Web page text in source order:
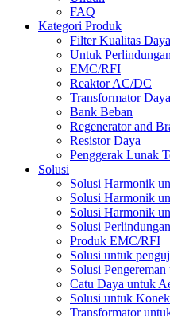
FAQ
Kategori Produk
Filter Kualitas Daya
Untuk
EMC/RFI
Reaktor AC/DC
Transformator Daya
Bank Beban
Regenerator and
Resistor Daya
Penggerak Lunak
Solusi
Solusi Harmonik
Solusi Harmonik
Solusi Harmonik
Solusi
Produk EMC/RFI
Solusi untuk
Solusi
Catu Daya untuk
Solusi untuk
Transformator